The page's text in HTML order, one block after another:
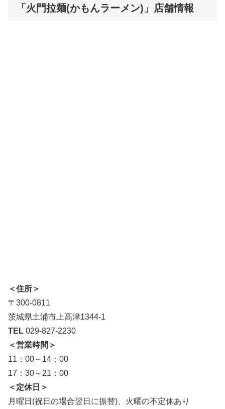
「火門拉麺(かもんラーメン)」店舗情報
＜住所＞
〒300-0811
茨城県土浦市上高津1344-1
TEL 029-827-2230
＜営業時間＞
11：00～14：00
17：30～21：00
＜定休日＞
月曜日(祝日の場合翌日に振替)、火曜の不定休あり